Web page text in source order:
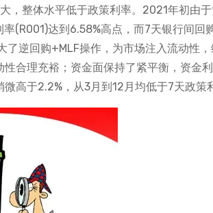
，整体水平低于政策利率。2021年初由
率(R001)达到6.58%高点，而7天银行间回
了逆回购+MLF操作，为市场注入流动性
性合理充裕；资金面保持了紧平衡，资金
高于2.2%，从3月到12月均低于7天政策